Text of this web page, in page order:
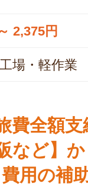
2,375円
場・軽作業
費全額
など】
用の補